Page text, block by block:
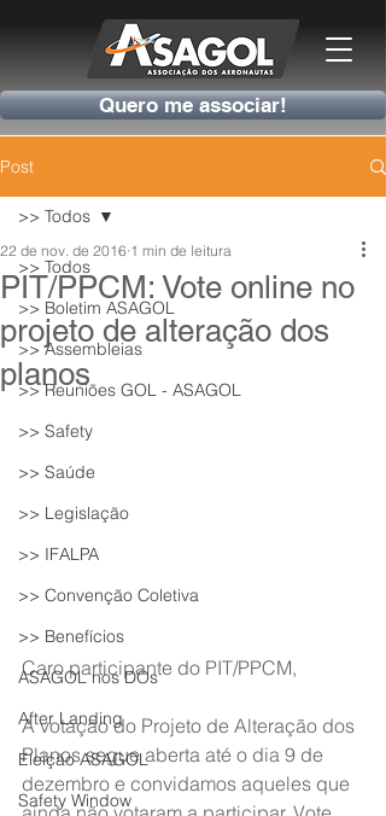
Quero me associar!
Post
>> Todos
>> Boletim ASAGOL
>> Assembleias
>> Reuniões GOL - ASAGOL
>> Safety
>> Saúde
>> Legislação
>> IFALPA
>> Convenção Coletiva
>> Benefícios
ASAGOL nos DOs
After Landing
Eleição ASAGOL
Safety Window
>> Todos
PIT/PPCM: Vote online no
projeto de alteração dos
planos
22 de nov. de 2016 1 min de leitura
Caro participante do PIT/PPCM,
A votação do Projeto de Alteração dos
Planos segue aberta até o dia 9 de
dezembro e convidamos aqueles que